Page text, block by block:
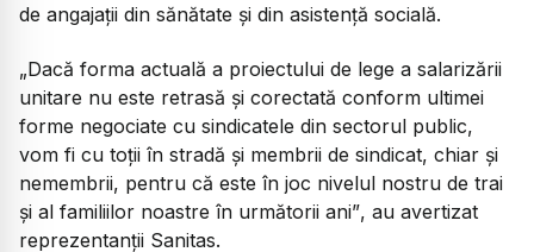
de angajații din sănătate și din asistență socială.
„Dacă forma actuală a proiectului de lege a salarizării
unitare nu este retrasă și corectată conform ultimei
forme negociate cu sindicatele din sectorul public,
vom fi cu toții în stradă și membrii de sindicat, chiar și
nemembrii, pentru că este în joc nivelul nostru de trai
și al familiilor noastre în următorii ani”, au avertizat
reprezentanții Sanitas.